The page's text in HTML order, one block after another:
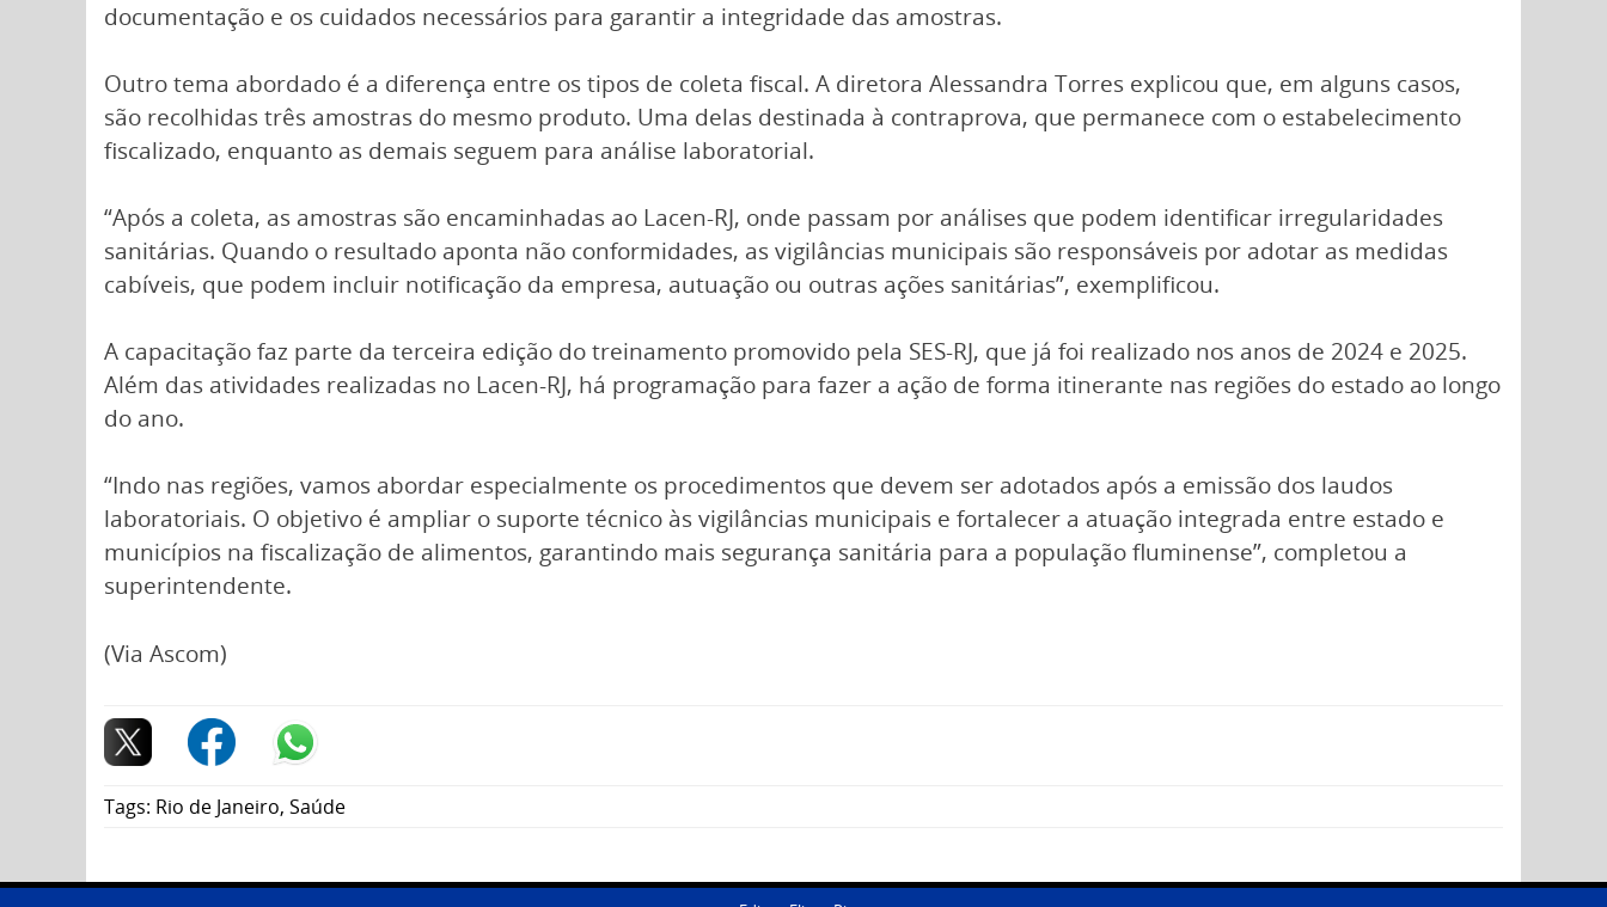
documentação e os cuidados necessários para garantir a integridade das amostras.
Outro tema abordado é a diferença entre os tipos de coleta fiscal. A diretora Alessandra Torres explicou que, em alguns casos,
são recolhidas três amostras do mesmo produto. Uma delas destinada à contraprova, que permanece com o estabelecimento
fiscalizado, enquanto as demais seguem para análise laboratorial.
“Após a coleta, as amostras são encaminhadas ao Lacen-RJ, onde passam por análises que podem identificar irregularidades
sanitárias. Quando o resultado aponta não conformidades, as vigilâncias municipais são responsáveis por adotar as medidas
cabíveis, que podem incluir notificação da empresa, autuação ou outras ações sanitárias”, exemplificou.
A capacitação faz parte da terceira edição do treinamento promovido pela SES-RJ, que já foi realizado nos anos de 2024 e 2025.
Além das atividades realizadas no Lacen-RJ, há programação para fazer a ação de forma itinerante nas regiões do estado ao longo
do ano.
“Indo nas regiões, vamos abordar especialmente os procedimentos que devem ser adotados após a emissão dos laudos
laboratoriais. O objetivo é ampliar o suporte técnico às vigilâncias municipais e fortalecer a atuação integrada entre estado e
municípios na fiscalização de alimentos, garantindo mais segurança sanitária para a população fluminense”, completou a
superintendente.
(Via Ascom)
Tags: Rio de Janeiro, Saúde